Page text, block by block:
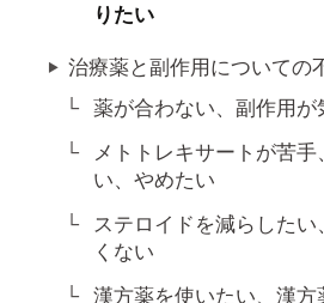
りたい
治療薬と副作用についての
薬が合わない、副作用が
メトトレキサートが苦
い、やめたい
ステロイドを減らした
くない
漢方薬を使いたい、漢方